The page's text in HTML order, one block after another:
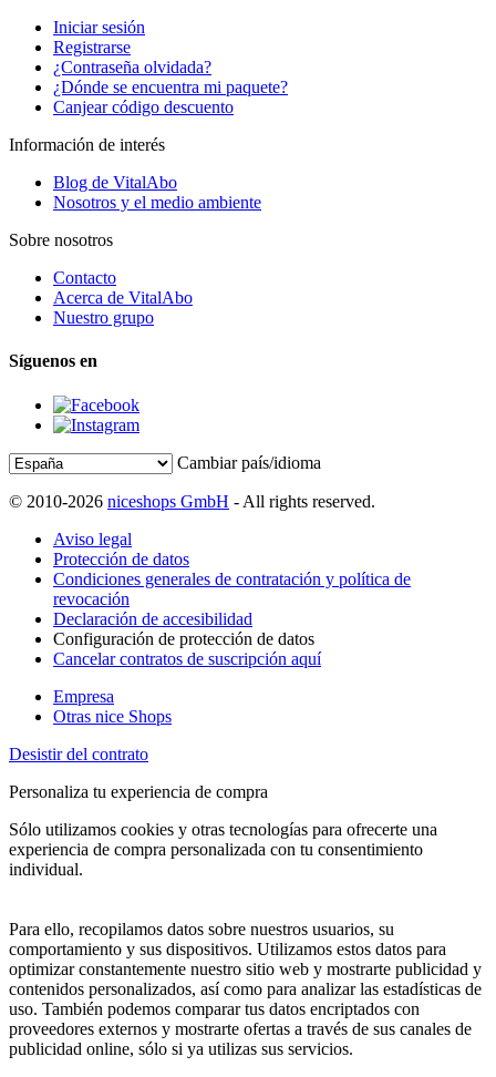
Iniciar sesión
Registrarse
¿Contraseña olvidada?
¿Dónde se encuentra mi paquete?
Canjear código descuento
Información de interés
Blog de VitalAbo
Nosotros y el medio ambiente
Sobre nosotros
Contacto
Acerca de VitalAbo
Nuestro grupo
Síguenos en
Cambiar país/idioma
© 2010-2026 niceshops GmbH - All rights reserved.
Aviso legal
Protección de datos
Condiciones generales de contratación y política de
revocación
Declaración de accesibilidad
Configuración de protección de datos
Cancelar contratos de suscripción aquí
Empresa
Otras nice Shops
Desistir del contrato
Personaliza tu experiencia de compra
Sólo utilizamos cookies y otras tecnologías para ofrecerte una
experiencia de compra personalizada con tu consentimiento
individual.
Para ello, recopilamos datos sobre nuestros usuarios, su
comportamiento y sus dispositivos. Utilizamos estos datos para
optimizar constantemente nuestro sitio web y mostrarte publicidad y
contenidos personalizados, así como para analizar las estadísticas de
uso. También podemos comparar tus datos encriptados con
proveedores externos y mostrarte ofertas a través de sus canales de
publicidad online, sólo si ya utilizas sus servicios.